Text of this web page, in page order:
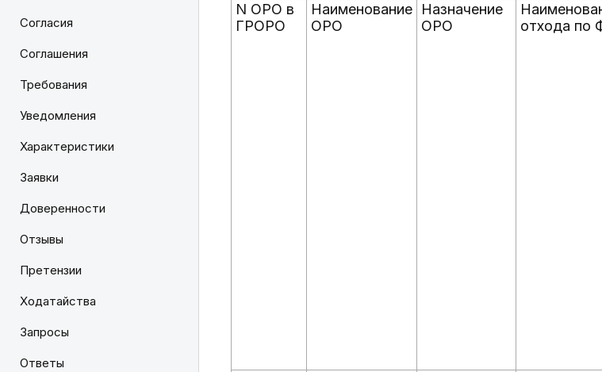
Согласия
Соглашения
Требования
Уведомления
Характеристики
Заявки
Доверенности
Отзывы
Претензии
Ходатайства
Запросы
Ответы
N ОРО в
ГРОРО
Наименование
ОРО
Назначение
ОРО
отхода по